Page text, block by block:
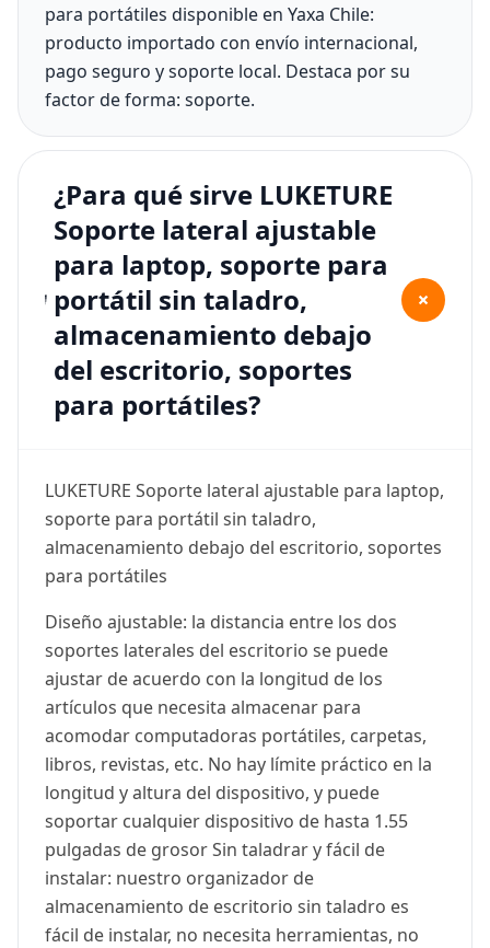
para portátiles disponible en Yaxa Chile:
producto importado con envío internacional,
pago seguro y soporte local. Destaca por su
factor de forma: soporte.
¿Para qué sirve LUKETURE
Soporte lateral ajustable
para laptop, soporte para
portátil sin taladro,
almacenamiento debajo
del escritorio, soportes
para portátiles?
+
LUKETURE Soporte lateral ajustable para laptop,
soporte para portátil sin taladro,
almacenamiento debajo del escritorio, soportes
para portátiles
Diseño ajustable: la distancia entre los dos
soportes laterales del escritorio se puede
ajustar de acuerdo con la longitud de los
artículos que necesita almacenar para
acomodar computadoras portátiles, carpetas,
libros, revistas, etc. No hay límite práctico en la
longitud y altura del dispositivo, y puede
soportar cualquier dispositivo de hasta 1.55
pulgadas de grosor Sin taladrar y fácil de
instalar: nuestro organizador de
almacenamiento de escritorio sin taladro es
fácil de instalar, no necesita herramientas, no